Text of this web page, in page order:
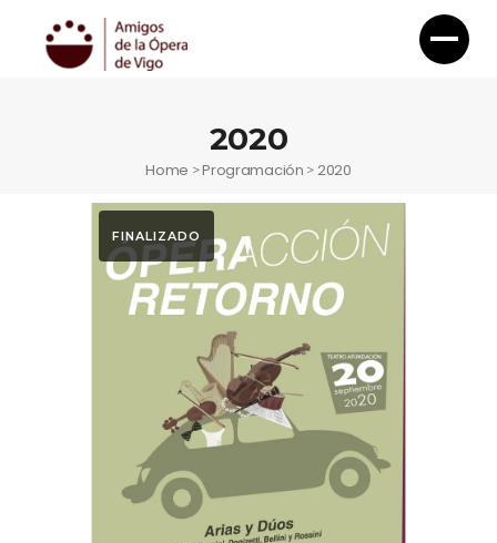
2020
Home >Programación > 2020
OPERACIÓN
RETORNO. Otoño
Lírico 2020
Otoño Lírico
FINALIZADO